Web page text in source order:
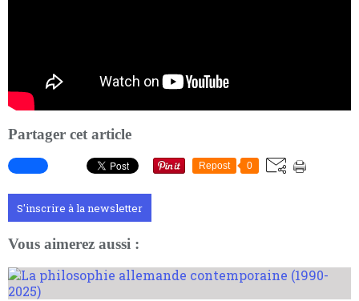
Partager cet article
Repost 0
S'inscrire à la newsletter
Vous aimerez aussi :